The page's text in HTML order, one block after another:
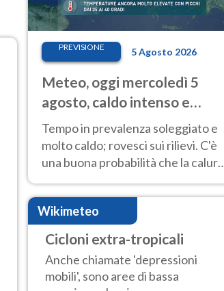
PREVISIONE 5 Agosto 2026
Meteo, oggi mercoledì 5
agosto, caldo intenso e
temporali
Tempo in prevalenza soleggiato e
molto caldo; rovesci sui rilievi. C'è
una buona probabilità che la calura
possa protrarsi fino almeno a
Ferragosto
Wikimeteo
Cicloni extra-tropicali
Anche chiamate 'depressioni
mobili', sono aree di bassa